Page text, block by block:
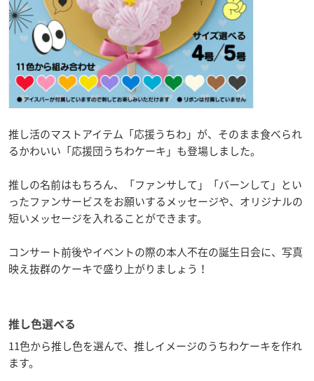
推し活のマストアイテム「応援うちわ」が、そのまま食べられ
るかわいい「応援団うちわケーキ」も登場しました。
推しの名前はもちろん、「ファンサして」「バーンして」とい
ったファンサービスをお願いするメッセージや、オリジナルの
短いメッセージを入れることができます。
コンサート前後やイベントの際の本人不在の誕生日会に、写真
映え抜群のケーキで盛り上がりましょう！
推し色選べる
11色から推し色を選んで、推しイメージのうちわケーキを作れ
ます。